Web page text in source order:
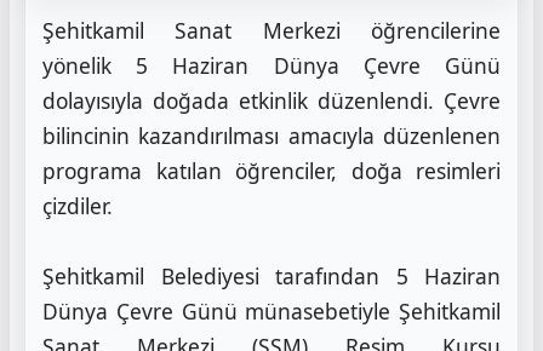
Şehitkamil Sanat Merkezi öğrencilerine
yönelik 5 Haziran Dünya Çevre Günü
dolayısıyla doğada etkinlik düzenlendi. Çevre
bilincinin kazandırılması amacıyla düzenlenen
programa katılan öğrenciler, doğa resimleri
çizdiler.
Şehitkamil Belediyesi tarafından 5 Haziran
Dünya Çevre Günü münasebetiyle Şehitkamil